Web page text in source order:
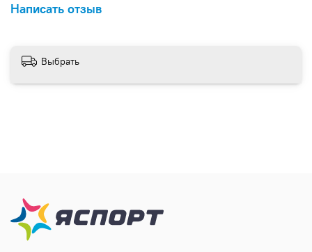
Написать отзыв
Выбрать